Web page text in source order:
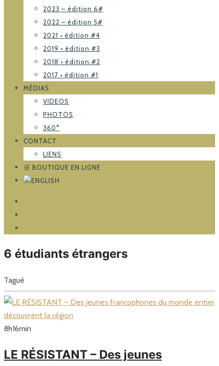
2023 – édition 6#
2022 – édition 5#
2021 • édition #4
2019 • édition #3
2018 • édition #2
2017 • édition #1
MÉDIAS
VIDEOS
PHOTOS
360°
CONTACT
LIENS
🛒 BOUTIQUE EN LIGNE
6 étudiants étrangers
Tagué
8h16min
LE RÉSISTANT – Des jeunes